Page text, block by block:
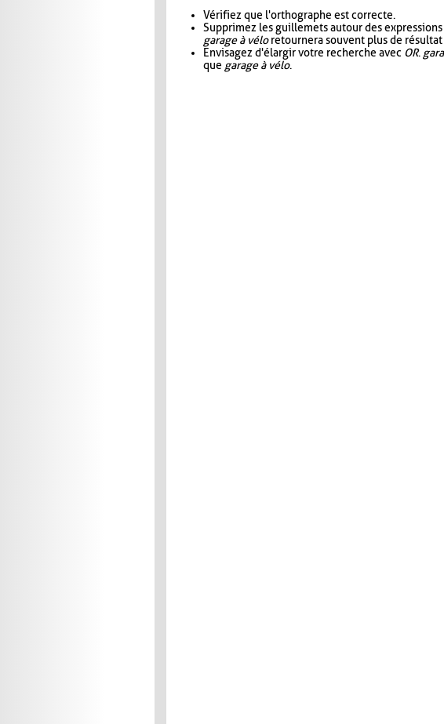
Vérifiez que l'orthographe est correcte.
Supprimez les guillemets autour des
garage à véloretournera souvent plus de résultat
Envisagez d'élargir votre recherche avec OR.
que garage à vélo.